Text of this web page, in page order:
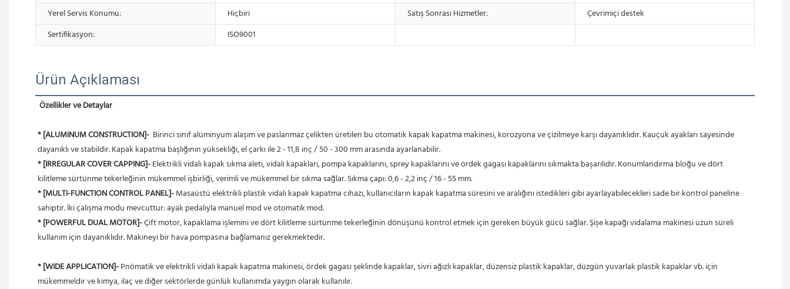
Yerel Servis Konumu:
Hiçbiri Satış Sonrası Hizmetler:
Çevrimiçi destek
Sertifikasyon:
ISO9001
Ürün Açıklaması
Özellikler ve Detaylar
* [ALUMINUM CONSTRUCTION]- Birinci sınıf alüminyum alaşım ve paslanmaz çelikten üretilen bu otomatik kapak kapatma makinesi, korozyona ve çizilmeye karşı dayanıklıdır. Kauçuk ayakları sayesinde
dayanıklı ve stabildir. Kapak kapatma başlığının yüksekliği, el çarkı ile 2 - 11,8 inç / 50 - 300 mm arasında ayarlanabilir.
* [IRREGULAR COVER CAPPING]- Elektrikli vidalı kapak sıkma aleti, vidalı kapakları, pompa kapaklarını, sprey kapaklarını ve ördek gagası kapaklarını sıkmakta başarılıdır. Konumlandırma bloğu ve dört
kilitleme sürtünme tekerleğinin mükemmel işbirliği, verimli ve mükemmel bir sıkma sağlar. Sıkma çapı: 0,6 - 2,2 inç / 16 - 55 mm.
* [MULTI-FUNCTION CONTROL PANEL]- Masaüstü elektrikli plastik vidalı kapak kapatma cihazı, kullanıcıların kapak kapatma süresini ve aralığını istedikleri gibi ayarlayabilecekleri sade bir kontrol paneline
sahiptir. İki çalışma modu mevcuttur: ayak pedalıyla manuel mod ve otomatik mod.
* [POWERFUL DUAL MOTOR]- Çift motor, kapaklama işlemini ve dört kilitleme sürtünme tekerleğinin dönüşünü kontrol etmek için gereken büyük gücü sağlar. Şişe kapağı vidalama makinesi uzun süreli
kullanım için dayanıklıdır. Makineyi bir hava pompasına bağlamanız gerekmektedir.
* [WIDE APPLICATION]- Pnömatik ve elektrikli vidalı kapak kapatma makinesi, ördek gagası şeklinde kapaklar, sivri ağızlı kapaklar, düzensiz plastik kapaklar, düzgün yuvarlak plastik kapaklar vb. için
mükemmeldir ve kimya, ilaç ve diğer sektörlerde günlük kullanımda yaygın olarak kullanılır.